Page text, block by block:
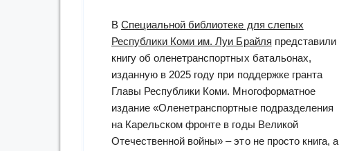
ВСпециальной библиотеке для слепых
Республики Коми им. Луи Брайля представили
книгу об оленетранспортных батальонах,
изданную в 2025 году при поддержке гранта
Главы Республики Коми. Многоформатное
издание «Оленетранспортные подразделения
на Карельском фронте в годы Великой
Отечественной войны» – это не просто книга, а